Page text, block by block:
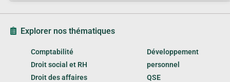
Explorer nos thématiques
Comptabilité
Droit social et RH
Droit des affaires
Développement
personnel
QSE